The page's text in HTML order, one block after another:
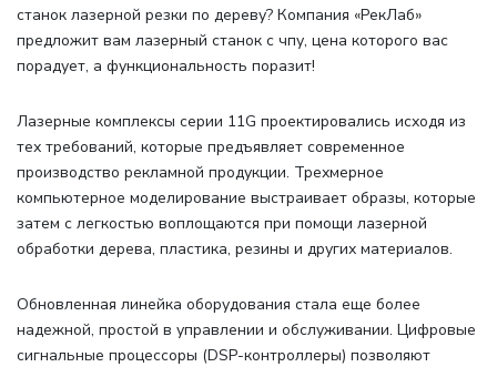
станок лазерной резки по дереву? Компания «РекЛаб»
предложит вам лазерный станок с чпу, цена которого вас
порадует, а функциональность поразит!
Лазерные комплексы серии 11G проектировались исходя из
тех требований, которые предъявляет современное
производство рекламной продукции. Трехмерное
компьютерное моделирование выстраивает образы, которые
затем с легкостью воплощаются при помощи лазерной
обработки дерева, пластика, резины и других материалов.
Обновленная линейка оборудования стала еще более
надежной, простой в управлении и обслуживании. Цифровые
сигнальные процессоры (DSP-контроллеры) позволяют